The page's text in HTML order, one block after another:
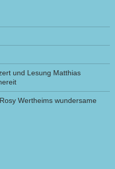
und Lesung Matthias
Wertheims wundersame